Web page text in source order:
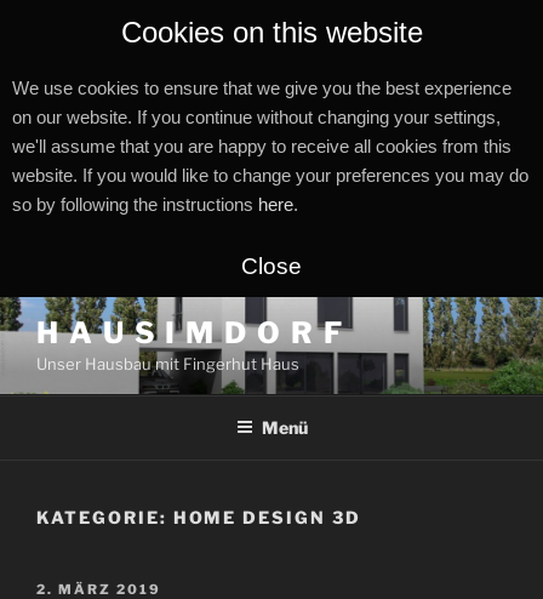
Cookies on this website
We use cookies to ensure that we give you the best experience
on our website. If you continue without changing your settings,
we'll assume that you are happy to receive all cookies from this
website. If you would like to change your preferences you may do
so by following the instructions here.
Close
Zum
Inhalt
springen
H A U S I M D O R F
Unser Hausbau mit Fingerhut Haus
Menü
KATEGORIE: HOME DESIGN 3D
VERÖFFENTLICHT
2. MÄRZ 2019